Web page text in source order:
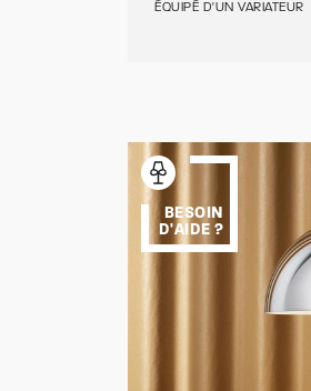
ÉQUIPÉ D'UN VARIATEUR
BESOIN
D'AIDE ?